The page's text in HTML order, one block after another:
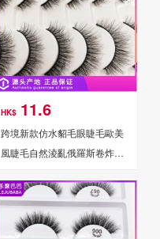
HK$ 11.6
跨境新款仿水貂毛眼睫毛歐美
風睫毛自然淩亂俄羅斯卷炸毛